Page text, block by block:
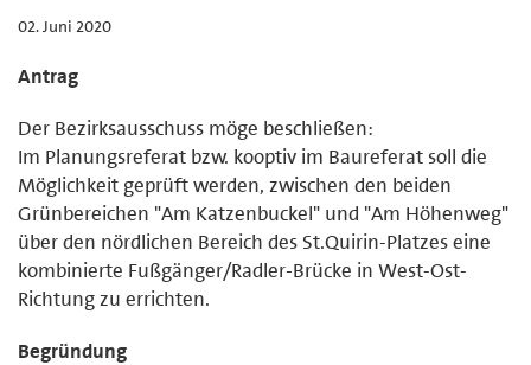
02. Juni 2020
Antrag
Der Bezirksausschuss möge beschließen:
Im Planungsreferat bzw. kooptiv im Baureferat soll die
Möglichkeit geprüft werden, zwischen den beiden
Grünbereichen "Am Katzenbuckel" und "Am Höhenweg"
über den nördlichen Bereich des St.Quirin-Platzes eine
kombinierte Fußgänger/Radler-Brücke in West-Ost-
Richtung zu errichten.
Begründung